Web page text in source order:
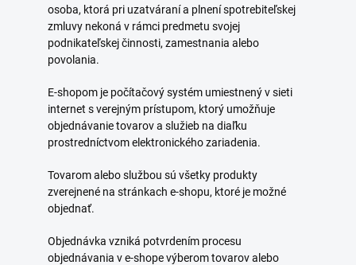
osoba, ktorá pri uzatváraní a plnení spotrebiteľskej
zmluvy nekoná v rámci predmetu svojej
podnikateľskej činnosti, zamestnania alebo
povolania.
E-shopom je počítačový systém umiestnený v sieti
internet s verejným prístupom, ktorý umožňuje
objednávanie tovarov a služieb na diaľku
prostredníctvom elektronického zariadenia.
Tovarom alebo službou sú všetky produkty
zverejnené na stránkach e-shopu, ktoré je možné
objednať.
Objednávka vzniká potvrdením procesu
objednávania v e-shope výberom tovarov alebo